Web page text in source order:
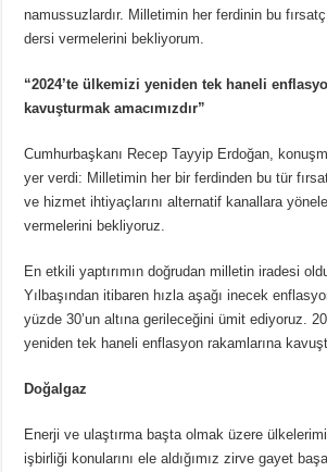
namussuzlardır. Milletimin her ferdinin bu
dersi vermelerini bekliyorum.
“2024’te ülkemizi yeniden tek haneli
kavuşturmak amacımızdır”
Cumhurbaşkanı Recep Tayyip Erdoğan,
yer verdi: Milletimin her bir ferdinden bu tür
ve hizmet ihtiyaçlarını alternatif kanallara
vermelerini bekliyoruz.
En etkili yaptırımın doğrudan milletin iradesi
Yılbaşından itibaren hızla aşağı inecek
yüzde 30’un altına gerileceğini ümit ediyoruz.
yeniden tek haneli enflasyon rakamlarına
Doğalgaz
Enerji ve ulaştırma başta olmak üzere
işbirliği konularını ele aldığımız zirve gayet